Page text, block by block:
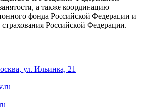
а также координацию
фонда Российской Федерации и
Российской Федерации.
ул. Ильинка, 21